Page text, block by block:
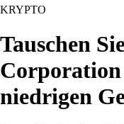
KRYPTO
Tauschen
niedrigen